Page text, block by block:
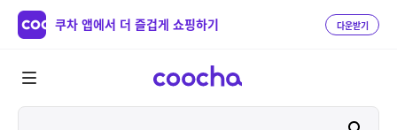
쿠차 앱에서 더 즐겁게 쇼핑하기 다운받기